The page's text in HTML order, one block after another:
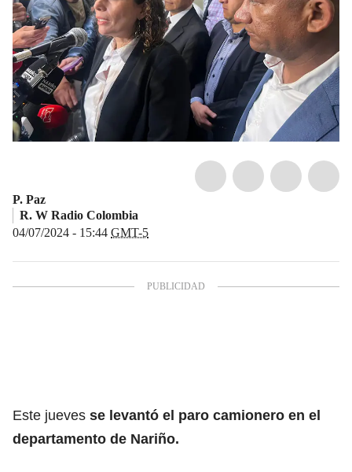
P. Paz
R. W Radio Colombia
04/07/2024 - 15:44 GMT-5
Este jueves se levantó el paro camionero en el
departamento de Nariño.